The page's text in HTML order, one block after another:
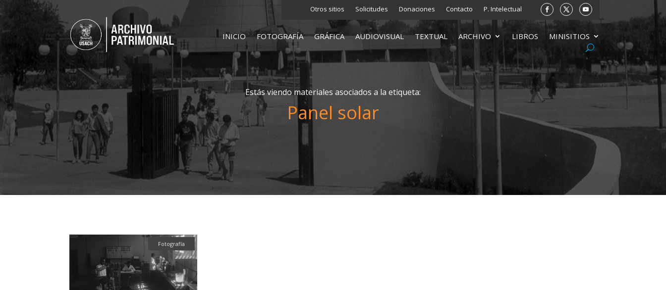
Otros sitios Solicitudes Donaciones Contacto P. Intelectual
INICIO FOTOGRAFÍA GRÁFICA AUDIOVISUAL TEXTUAL ARCHIVO LIBROS MINISITIOS
Estás viendo materiales asociados a la etiqueta:
Panel solar
Fotografía